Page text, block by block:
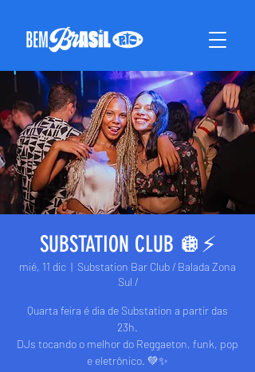
SUBSTATION CLUB 🪩⚡️
mié, 11 dic
  |
Substation Bar Club / Balada Zona
Sul /
Quarta feira é dia de Substation a partir das
23h.
DJs tocando o melhor do Reggaeton, funk, pop
e eletrônico. 💚✨